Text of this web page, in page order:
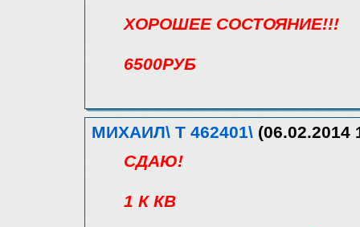
ХОРОШЕЕ СОСТОЯНИЕ!!!
6500РУБ
МИХАИЛ\ Т 462401\ (06.02.2014
СДАЮ!
1 К КВ